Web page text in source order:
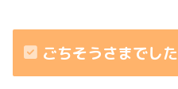
ごちそうさまでした